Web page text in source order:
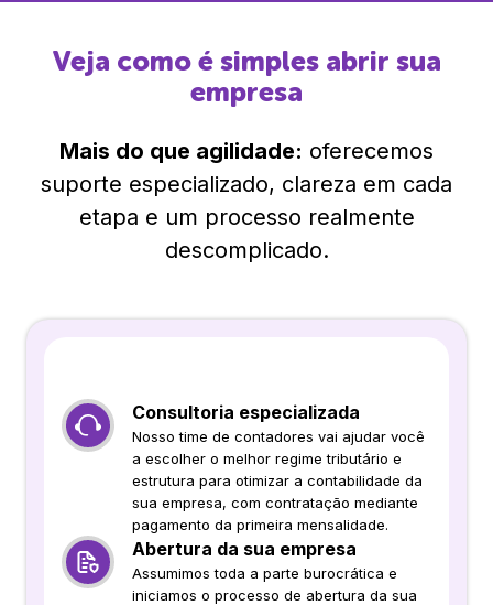
Veja como é simples abrir sua
empresa
Mais do que agilidade: oferecemos
suporte especializado, clareza em cada
etapa e um processo realmente
descomplicado.
Consultoria especializada
Nosso time de contadores vai ajudar você
a escolher o melhor regime tributário e
estrutura para otimizar a contabilidade da
sua empresa, com contratação mediante
pagamento da primeira mensalidade.
Abertura da sua empresa
Assumimos toda a parte burocrática e
iniciamos o processo de abertura da sua